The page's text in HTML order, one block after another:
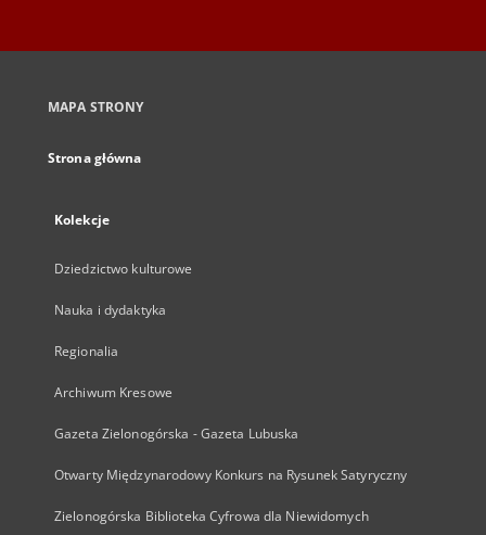
MAPA STRONY
Strona główna
Kolekcje
Dziedzictwo kulturowe
Nauka i dydaktyka
Regionalia
Archiwum Kresowe
Gazeta Zielonogórska - Gazeta Lubuska
Otwarty Międzynarodowy Konkurs na Rysunek Satyryczny
Zielonogórska Biblioteka Cyfrowa dla Niewidomych